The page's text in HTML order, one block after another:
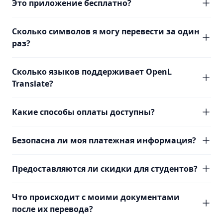
Это приложение бесплатно?
Сколько символов я могу перевести за один
раз?
Сколько языков поддерживает OpenL
Translate?
Какие способы оплаты доступны?
Безопасна ли моя платежная информация?
Предоставляются ли скидки для студентов?
Что происходит с моими документами
после их перевода?